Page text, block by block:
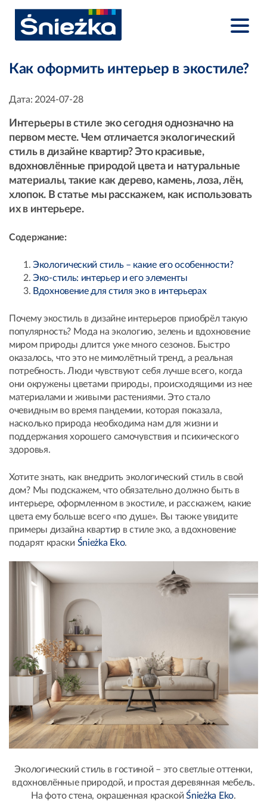
Как оформить интерьер в экостиле?
Дата: 2024-07-28
Интерьеры в стиле эко сегодня однозначно на
первом месте. Чем отличается экологический
стиль в дизайне квартир? Это красивые,
вдохновлённые природой цвета и натуральные
материалы, такие как дерево, камень, лоза, лён,
хлопок. В статье мы расскажем, как использовать
их в интерьере.
Содержание:
Экологический стиль – какие его особенности?
Эко-стиль: интерьер и его элементы
Вдохновение для стиля эко в интерьерах
Почему экостиль в дизайне интерьеров приобрёл такую
популярность? Мода на экологию, зелень и вдохновение
миром природы длится уже много сезонов. Быстро
оказалось, что это не мимолётный тренд, а реальная
потребность. Люди чувствуют себя лучше всего, когда
они окружены цветами природы, происходящими из нее
материалами и живыми растениями. Это стало
очевидным во время пандемии, которая показала,
насколько природа необходима нам для жизни и
поддержания хорошего самочувствия и психического
здоровья.
Хотите знать, как внедрить экологический стиль в свой
дом? Мы подскажем, что обязательно должно быть в
интерьере, оформленном в экостиле, и расскажем, какие
цвета ему больше всего «по душе». Вы также увидите
примеры дизайна квартир в стиле эко, а вдохновение
подарят краски Śnieżka Eko.
Экологический стиль в гостиной – это светлые оттенки,
вдохновлённые природой, и простая деревянная мебель.
На фото стена, окрашенная краскойŚnieżka Eko.